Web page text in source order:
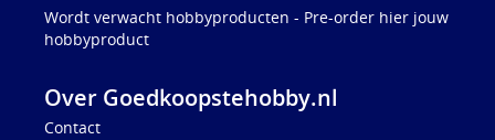
Wordt verwacht hobbyproducten - Pre-order hier jouw
hobbyproduct
Over Goedkoopstehobby.nl
Contact